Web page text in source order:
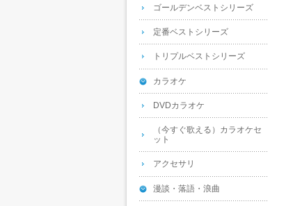
ゴールデンベストシリーズ
定番ベストシリーズ
トリプルベストシリーズ
カラオケ
DVDカラオケ
（今すぐ歌える）カラオケセ
ット
アクセサリ
漫談・落語・浪曲